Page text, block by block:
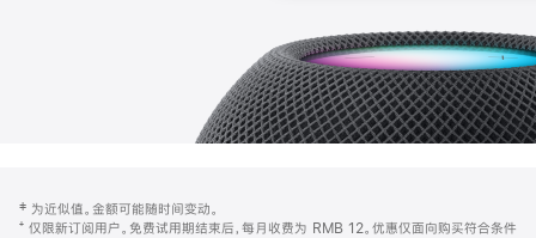
页
注
‡ 为近似值。金额可能随时间变动。
⁺ 仅限新订阅用户。免费试用期结束后，每月收费为 RMB 12。优惠仅面向购买符合条件